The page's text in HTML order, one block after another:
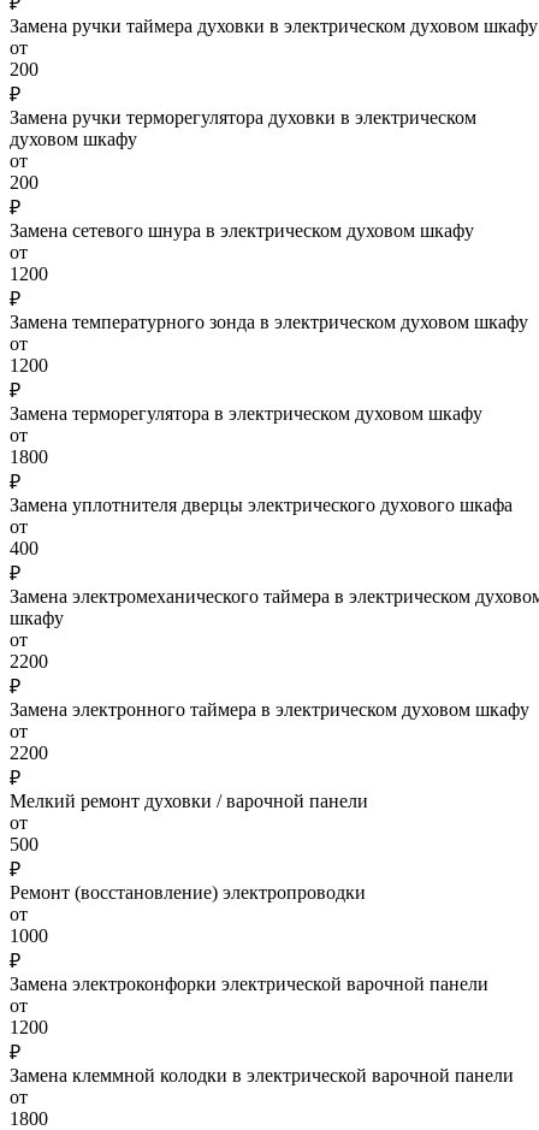
Замена ручки таймера духовки в электрическом духовом шкафу
от
200
₽
Замена ручки терморегулятора духовки в электрическом
духовом шкафу
от
200
₽
Замена сетевого шнура в электрическом духовом шкафу
от
1200
₽
Замена температурного зонда в электрическом духовом шкафу
от
1200
₽
Замена терморегулятора в электрическом духовом шкафу
от
1800
₽
Замена уплотнителя дверцы электрического духового шкафа
от
400
₽
Замена электромеханического таймера в электрическом
шкафу
от
2200
₽
Замена электронного таймера в электрическом духовом шкафу
от
2200
₽
Мелкий ремонт духовки / варочной панели
от
500
₽
Ремонт (восстановление) электропроводки
от
1000
₽
Замена электроконфорки электрической варочной панели
от
1200
₽
Замена клеммной колодки в электрической варочной панели
от
1800